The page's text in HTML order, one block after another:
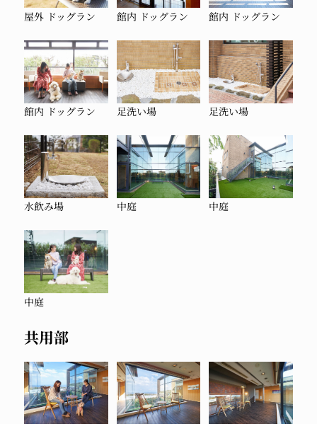
屋外 ドッグラン 館内 ドッグラン 館内 ドッグラン
館内 ドッグラン 足洗い場 足洗い場
水飲み場 中庭 中庭
中庭
共用部